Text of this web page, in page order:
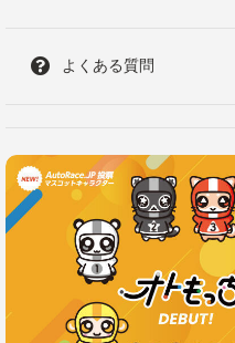
よくある質問